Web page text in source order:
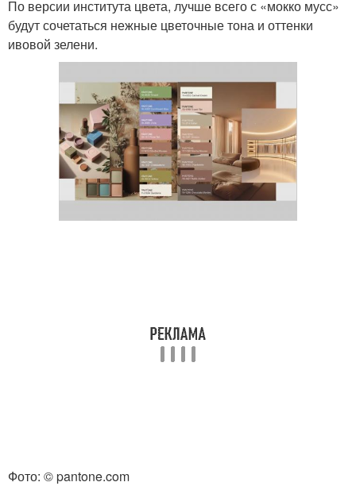
По версии института цвета, лучше всего с «мокко мусс»
будут сочетаться нежные цветочные тона и оттенки
ивовой зелени.
Фото: © pantone.com